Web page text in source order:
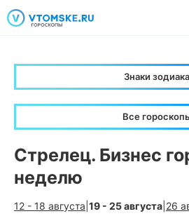
Знаки зодиака
Стрелец. Бизнес
неделю
12 - 18 августа 19 - 25 августа 26
Все